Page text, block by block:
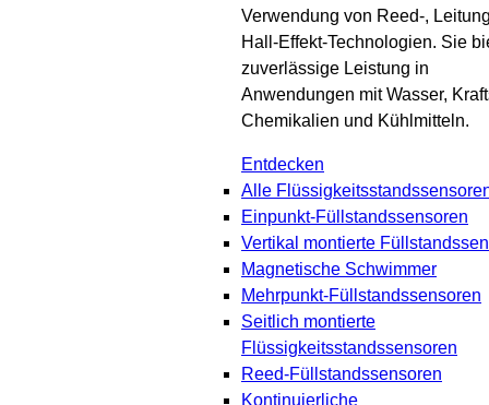
Verwendung von Reed-,
Hall-Effekt-Technologien. Sie
zuverlässige Leistung in
Anwendungen mit Wasser,
Chemikalien und Kühlmitteln.
Entdecken
Alle
Einpunkt-Füllstandssensoren
Vertikal montierte
Magnetische Schwimmer
Mehrpunkt-Füllstandssensoren
Seitlich montierte
Flüssigkeitsstandssensoren
Reed-Füllstandssensoren
Kontinuierliche